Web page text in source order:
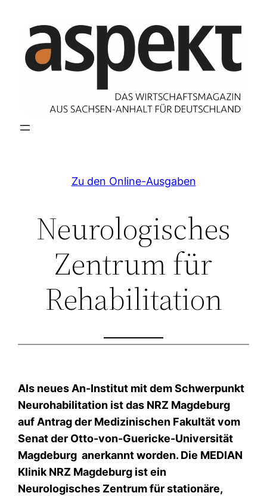
Inhalt
springen
Zu den Online-Ausgaben
Neurologisches
Zentrum für
Rehabilitation
Als neues An-Institut mit dem Schwerpunkt
Neurohabilitation ist das NRZ Magdeburg
auf Antrag der Medizinischen Fakultät vom
Senat der Otto-von-Guericke-Universität
Magdeburg anerkannt worden. Die MEDIAN
Klinik NRZ Magdeburg ist ein
Neurologisches Zentrum für stationäre,